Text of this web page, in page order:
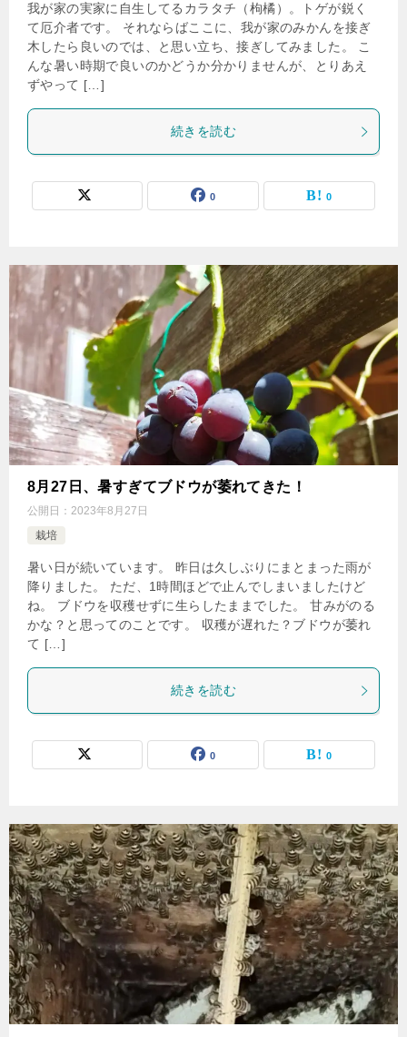
我が家の実家に自生してるカラタチ（枸橘）。トゲが鋭く
て厄介者です。 それならばここに、我が家のみかんを接ぎ
木したら良いのでは、と思い立ち、接ぎしてみました。 こ
んな暑い時期で良いのかどうか分かりませんが、とりあえ
ずやって […]
続きを読む
0 0
8月27日、暑すぎてブドウが萎れてきた！
公開日： 2023年8月27日
栽培
暑い日が続いています。 昨日は久しぶりにまとまった雨が
降りました。 ただ、1時間ほどで止んでしまいましたけど
ね。 ブドウを収穫せずに生らしたままでした。 甘みがのる
かな？と思ってのことです。 収穫が遅れた？ブドウが萎れ
て […]
続きを読む
0 0